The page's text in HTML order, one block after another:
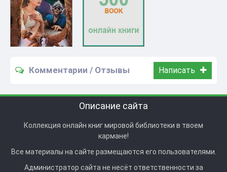
Комментарии / Отзывы Написать
Описание сайта
Коллекция онлайн книг мировой библиотеки в твоем
кармане!
Все материалы на сайте размещаются его пользователями.
Администратор сайта не несёт ответственности за